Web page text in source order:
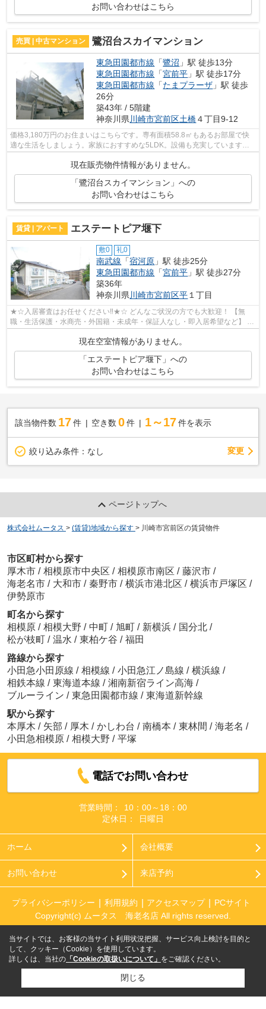
お問い合わせはこちら
売買 | 中古マンション 鷺沼台スカイマンション
東急田園都市線 「鷺沼 」駅 徒歩13分
東急田園都市線 「宮前平 」駅 徒歩17分
東急田園都市線 「たまプラーザ 」駅 徒歩
26分
築43年 / 5階建
神奈川県 川崎市宮前区土橋４丁目9-12
価格3,180万円のお住まいはこちらです。専有面積58.8㎡もあるお部屋で快
適な生活をしましょう。家族におすすめな5LDK。設備も充実しています。
システムキッチンは使いやすく汚れにくい...
現在販売物件情報がありません。
「鷺沼台スカイマンション」への
お問い合わせはこちら
賃貸 | アパート エステートピア堰下
敷0 礼0
南武線 「宿河原 」駅 徒歩25分
東急田園都市線 「宮前平 」駅 徒歩27分
築36年
神奈川県川崎市宮前区平１丁目
★☆入居審査はお任せください‼★☆ どんなご状況の方でも大歓迎！ 【無
職・生活保護・水商売・外国籍・未成年・保証人なし・即入居希望など】 ネ
現在空室情報がありません。
「エステートピア堰下」への
お問い合わせはこちら
該当物件数 17件 空き数 0 件 1～17 件を表示
絞り込み条件： なし 変更
ページトップへ
株式会社ムータス > (賃貸)地域から探す > 川崎市宮前区の賃貸物件
市区町村から探す
厚木市 / 相模原市中央区 / 相模原市南区 / 藤沢市 /
海老名市 / 大和市 / 秦野市 / 横浜市港北区 / 横浜市戸塚区 /
伊勢原市
町名から探す
相模原 / 相模大野 / 中町 / 旭町 / 新横浜 / 国分北 /
松が枝町 / 温水 / 東柏ケ谷 / 福田
路線から探す
小田急小田原線 / 相模線 / 小田急江ノ島線 / 横浜線 /
相鉄本線 / 東海道本線 / 湘南新宿ライン高海 /
ブルーライン / 東急田園都市線 / 東海道新幹線
駅から探す
本厚木 / 矢部 / 厚木 / かしわ台 / 南橋本 / 東林間 / 海老名 /
小田急相模原 / 相模大野 / 平塚
電話でお問い合わせ
営業時間：
10：00～18：00
定休日：
日曜日
ホーム 会社概要
お問い合わせ 来店予約
プライバシーポリシー 利用規約 アクセスマップ
PCサイト
Copyright(c) ムータス 海老名店 All rights reserved.
当サイトでは、お客様の当サイト利用状況把握、サービス向上検討を目的と
して、クッキー（Cookie）を使用しています。
詳しくは、当社の 「Cookieの取扱いについて」 をご確認ください。
閉じる